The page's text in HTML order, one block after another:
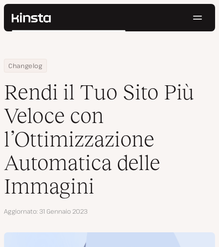
Kinsta®
Prezzi
Contatti
Cerca
Home
Changelog
Rendi il Tuo Sito Più Veloce con l’Ottimizzazione Automatica
Rendi il Tuo Sito Più
Veloce con
l’Ottimizzazione
Automatica delle
Immagini
Aggiornato 31 Gennaio 2023